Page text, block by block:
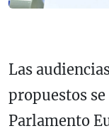
Las
propuestos
Parlamento